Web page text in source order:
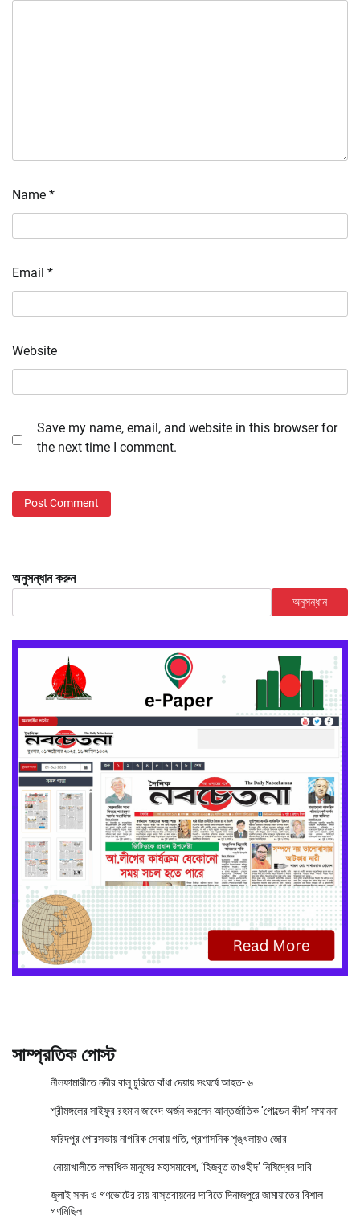
Name *
Email *
Website
Save my name, email, and website in this browser for
the next time I comment.
অনুসন্ধান করুন
অনুসন্ধান
সাম্প্রতিক পোস্ট
নীলফামারীতে নদীর বালু চুরিতে বাঁধা দেয়ায় সংঘর্ষে আহত- ৬
শ্রীমঙ্গলের সাইফুর রহমান জাবেদ অর্জন করলেন আন্তর্জাতিক ‘গোল্ডেন কীস’ সম্মাননা
ফরিদপুর পৌরসভায় নাগরিক সেবায় গতি, প্রশাসনিক শৃঙ্খলায়ও জোর
নোয়াখালীতে লক্ষাধিক মানুষের মহাসমাবেশ, ‘হিজবুত তাওহীদ’ নিষিদ্ধের দাবি
জুলাই সনদ ও গণভোটের রায় বাস্তবায়নের দাবিতে দিনাজপুরে জামায়াতের বিশাল
গণমিছিল